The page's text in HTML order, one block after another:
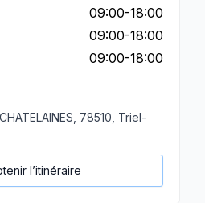
09:00-18:00
09:00-18:00
09:00-18:00
78510, Triel-
l’itinéraire